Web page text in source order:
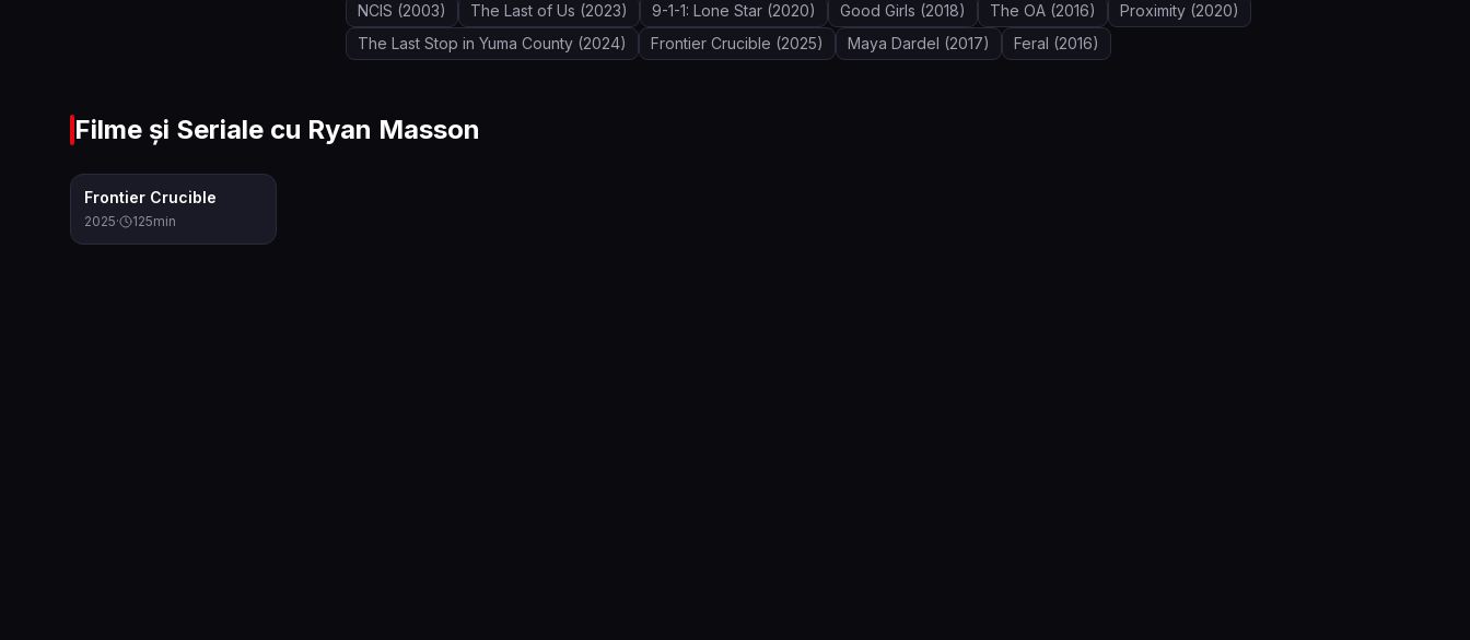
NCIS (2003) The Last of Us (2023) 9-1-1: Lone Star (2020) Good Girls (2018) The OA (2016) Proximity (2020)
The Last Stop in Yuma County (2024) Frontier Crucible (2025) Maya Dardel (2017) Feral (2016)
Filme și Seriale cu Ryan Masson
Frontier Crucible
2025· 125min